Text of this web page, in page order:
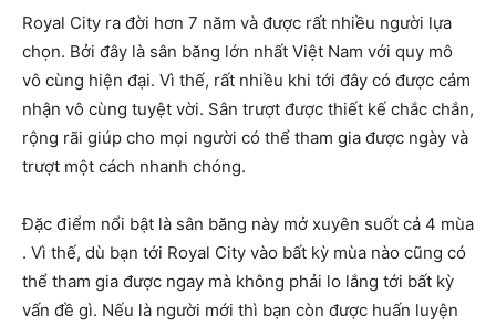
Royal City ra đời hơn 7 năm và được rất nhiều người lựa
chọn. Bởi đây là sân băng lớn nhất Việt Nam với quy mô
vô cùng hiện đại. Vì thế, rất nhiều khi tới đây có được cảm
nhận vô cùng tuyệt vời. Sân trượt được thiết kế chắc chắn,
rộng rãi giúp cho mọi người có thể tham gia được ngày và
trượt một cách nhanh chóng.
Đặc điểm nổi bật là sân băng này mở xuyên suốt cả 4 mùa
. Vì thế, dù bạn tới Royal City vào bất kỳ mùa nào cũng có
thể tham gia được ngay mà không phải lo lắng tới bất kỳ
vấn đề gì. Nếu là người mới thì bạn còn được huấn luyện